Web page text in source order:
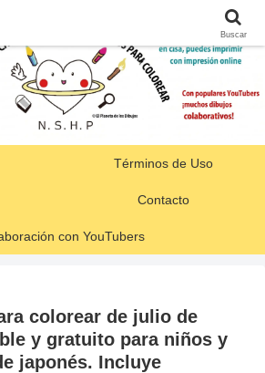
Términos de Uso
Contacto
con YouTubers
colorear de julio de
y gratuito para niños y
japonés. Incluye
Buscar